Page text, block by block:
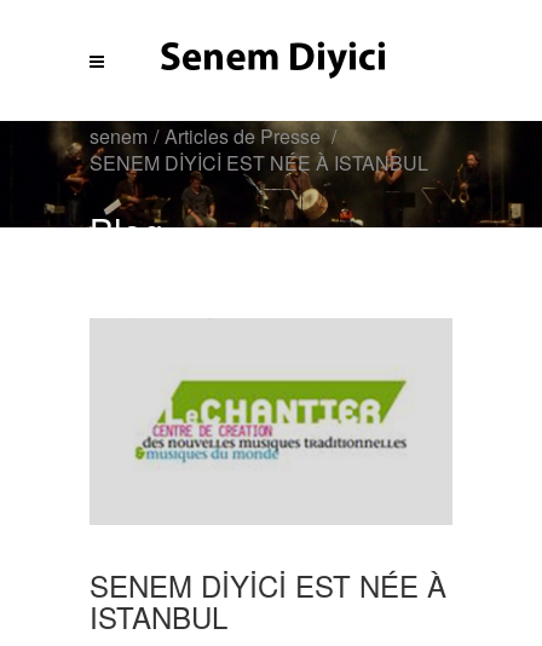
senem / Articles de Presse /
SENEM DİYİCİ EST NÉE À ISTANBUL
Blog
SENEM DİYİCİ EST NÉE À
ISTANBUL